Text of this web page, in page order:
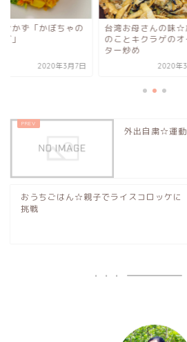
おかず「かぼちゃの
」
2020年3月7日
台湾お母さんの味☆
のことキクラゲのオ
ター炒め
2020年3
外出自粛☆運
おうちごはん☆親子でライスコロッケに
挑戦